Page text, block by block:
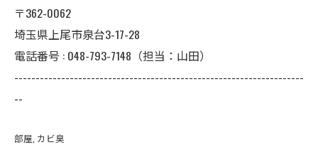
〒362-0062
埼玉県上尾市泉台3-17-28
電話番号 : 048-793-7148（担当：山田）
--------------------------------------------------------------------
--
部屋 カビ臭